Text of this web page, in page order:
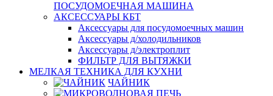
ПОСУДОМОЕЧНАЯ МАШИНА
АКСЕССУАРЫ КБТ
Аксессуары для посудомоечных машин
Аксессуары д/холодильников
Аксессуары д/электроплит
ФИЛЬТР ДЛЯ ВЫТЯЖКИ
МЕЛКАЯ ТЕХНИКА ДЛЯ КУХНИ
ЧАЙНИК